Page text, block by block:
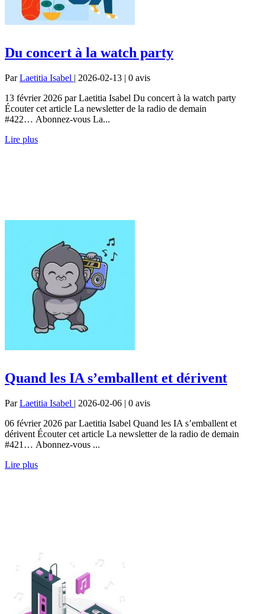
Du concert à la watch party
ParLaetitia Isabel | 2026-02-13 | 0 avis
13 février 2026 par Laetitia Isabel Du concert à la watch party
Écouter cet article La newsletter de la radio de demain
#422… Abonnez-vous La...
Lire plus
Quand les IA s’emballent et dérivent
ParLaetitia Isabel | 2026-02-06 | 0 avis
06 février 2026 par Laetitia Isabel Quand les IA s’emballent et
dérivent Écouter cet article La newsletter de la radio de demain
#421… Abonnez-vous ...
Lire plus